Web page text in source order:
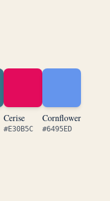
Cerise
#E30B5C
Cornflower
#6495ED